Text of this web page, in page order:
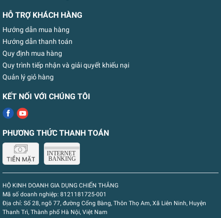
HỖ TRỢ KHÁCH HÀNG
Hướng dẫn mua hàng
Hướng dẫn thanh toán
Quy định mua hàng
Quy trình tiếp nhận và giải quyết khiếu nại
Quản lý giỏ hàng
KẾT NỐI VỚI CHÚNG TÔI
PHƯƠNG THỨC THANH TOÁN
HỘ KINH DOANH GIA DỤNG CHIẾN THẮNG
Mã số doanh nghiệp: 8121181725-001
Địa chỉ: Số 28, ngõ 77, đường Cổng Bàng, Thôn Thọ Am, Xã Liên Ninh, Huyện
Thanh Trì, Thành phố Hà Nội, Việt Nam